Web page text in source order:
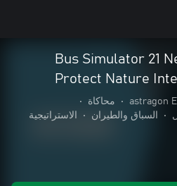
Bus Simulator 21
Protect Nature
astragon
• محاكاة
•
• السباق والطيران • الاستراتيجية